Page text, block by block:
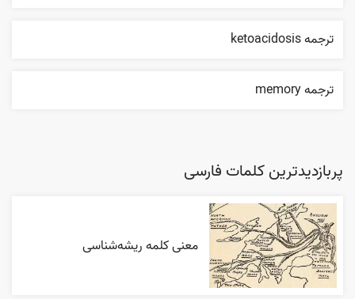
ترجمه ketoacidosis
ترجمه memory
پربازدیدترین کلمات فارسی
معنی کلمه ریشه‌شناسی